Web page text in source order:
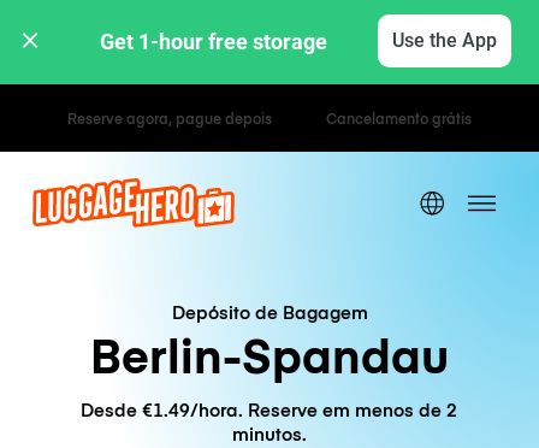
Get 1-hour free storage Use the App
Tarifas horárias / diárias
Depósito de Bagagem
Berlin-Spandau
Desde €1.49/hora. Reserve em menos de 2
minutos.